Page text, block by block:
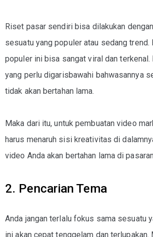
Riset pasar sendiri bisa dilakukan
sesuatu yang populer atau sedang trend.
populer ini bisa sangat viral dan terkenal.
yang perlu digarisbawahi bahwasannya
tidak akan bertahan lama.
Maka dari itu, untuk pembuatan video
harus menaruh sisi kreativitas di
video Anda akan bertahan lama di
2. Pencarian Tema
Anda jangan terlalu fokus sama sesuatu
ini akan cepat tenggelam dan terlupakan.